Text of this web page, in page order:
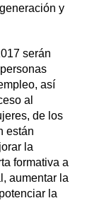
y
serán
así
al
de los
están
la
formativa a
aumentar la
la